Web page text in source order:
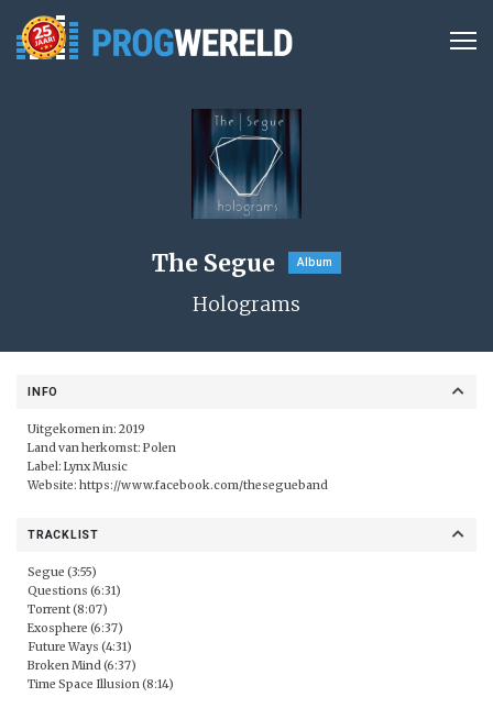
The Segue Album
Holograms
INFO
Uitgekomen in: 2019
Land van herkomst: Polen
Label: Lynx Music
Website: https://www.facebook.com/thesegueband
TRACKLIST
Segue (3:55)
Questions (6:31)
Torrent (8:07)
Exosphere (6:37)
Future Ways (4:31)
Broken Mind (6:37)
Time Space Illusion (8:14)